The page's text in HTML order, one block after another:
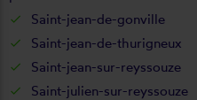
Saint-jean-de-gonville
Saint-jean-de-thurigneux
Saint-jean-sur-reyssouze
Saint-julien-sur-reyssouze